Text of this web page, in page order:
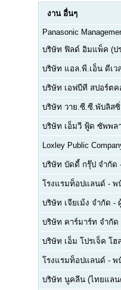
งาน อื่นๆ
Panasonic
บริษัท ฟิลด์ อิมแพ็ค (ป
บริษัท แอล.พี.เอ็น ดีเ
บริษัท เอฟบีที สปอร์ต
บริษัท วาย.ซี.ซี.พับลิสซิ่
บริษัท เอ็มวี ฟู้ด ซัพพล
Loxley Public
บริษัท บัดดี้ กรุ๊ป จำกัด
โรงแรมท็อปแลนด์ - พ
บริษัท เจียเม้ง จำกัด -
บริษัท คาร์มาร์ท จำกั
บริษัท เอ็ม โปรเจ็ค โฮ
โรงแรมท็อปแลนด์ - พ
บริษัท นูคลีน (ไทยแลน